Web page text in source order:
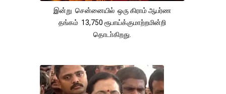
இன்று சென்னையில் ஒரு கிராம் ஆபர்ண
தங்கம் 13,750 ரூபாய்க்குமாற்றமின்றி
தொடா்கிறது.